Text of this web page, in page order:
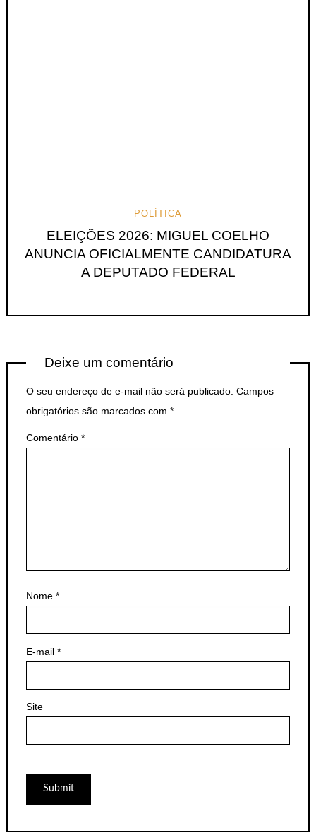
POLÍTICA
ELEIÇÕES 2026: MIGUEL COELHO
ANUNCIA OFICIALMENTE CANDIDATURA
A DEPUTADO FEDERAL
Deixe um comentário
O seu endereço de e-mail não será publicado. Campos
obrigatórios são marcados com *
Comentário *
Nome *
E-mail *
Site